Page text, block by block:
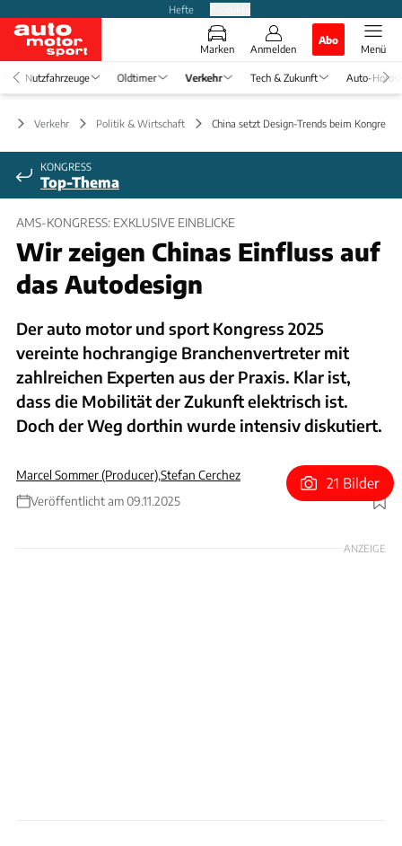
Hefte
Marken Anmelden
Abo
Menü
Nutzfahrzeuge Oldtimer Verkehr Tech & Zukunft Auto-
Verkehr Politik & Wirtschaft China setzt Design-Trends beim Kongress
KONGRESS
Top-Thema
AMS-KONGRESS: EXKLUSIVE EINBLICKE
Wir zeigen Chinas Einfluss auf
das Autodesign
Der auto motor und sport Kongress 2025
vereinte hochrangige Branchenvertreter mit
zahlreichen Experten aus der Praxis. Klar ist,
dass die Mobilität der Zukunft elektrisch ist.
Doch der Weg dorthin wurde intensiv diskutiert.
Marcel Sommer (Producer),Stefan Cerchez
Veröffentlicht am 09.11.2025
Foto: Hans-Dieter Seufert
21 Bilder
ANZEIGE